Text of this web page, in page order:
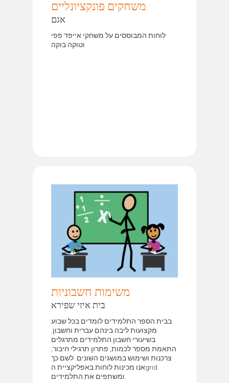
משחקים פונקציונליים
אגם
לוחות המבוססים על משחקי אייפד פפי
וטוקה בוקה
משימות חשבוניות
בית איזי שפירא
בבית הספר התלמידים לומדים בכל שבוע
מקצועות ליבה בינהם עברית וחשבון.
בשיעורי חשבון התלמידים מתרגלים
התאמת מספר לכמות, פתרון תרגילי חיבור,
צרכנות ושימוש במושגים השונים. לשם כך
אנו מכינות לוחות באפליקציית הgrid